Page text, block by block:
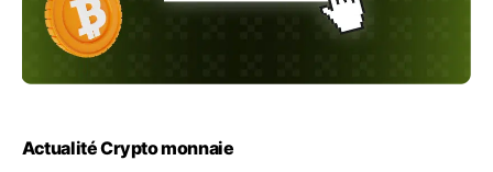
Actualité Crypto monnaie